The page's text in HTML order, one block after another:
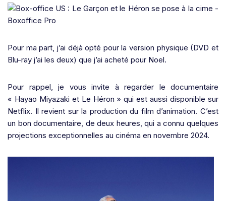
Pour ma part, j’ai déjà opté pour la version physique (DVD et
Blu-ray j’ai les deux) que j’ai acheté pour Noel.
Pour rappel, je vous invite à regarder le documentaire
« Hayao Miyazaki et Le Héron » qui est aussi disponible sur
Netflix. Il revient sur la production du film d’animation. C’est
un bon documentaire, de deux heures, qui a connu quelques
projections exceptionnelles au cinéma en novembre 2024.